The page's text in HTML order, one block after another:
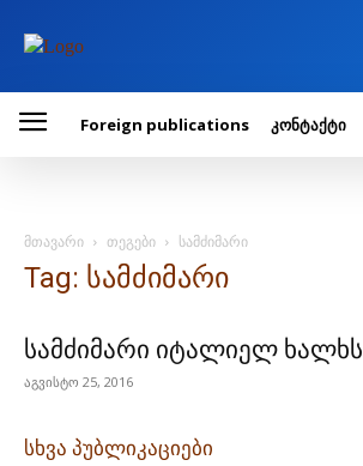
Foreign publications კონტაქტი
მთავარი თეგები სამძიმარი
Tag: სამძიმარი
სამძიმარი იტალიელ ხალხს
აგვისტო 25, 2016
სხვა პუბლიკაციები